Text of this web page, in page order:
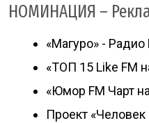
НОМИНАЦИЯ –
«Магуро» - Радио
«ТОП 15 Like FM
«Юмор FM Чарт
Проект